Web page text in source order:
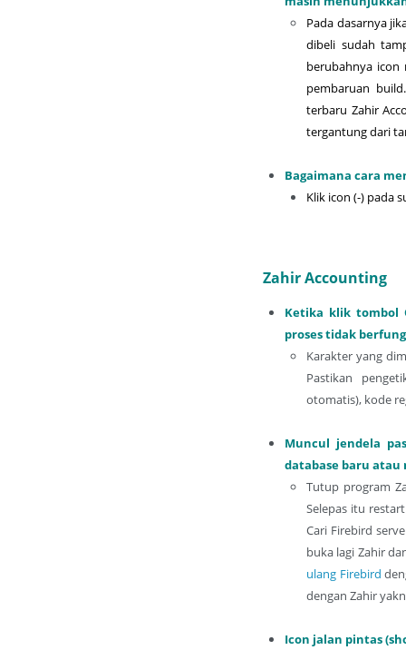
Pada dasarnya
dibeli sudah
berubahnya
pembaruan
terbaru Zahir
tergantung dari
Bagaimana cara
Klik icon (-) pada
Zahir Accounting
Ketika klik tombol
proses tidak
Karakter yang
Pastikan
otomatis), kode
Muncul jendela
database baru atau
Tutup program
Selepas itu
Cari Firebird
buka lagi Zahir
ulang Firebird
dengan Zahir
Icon jalan pintas